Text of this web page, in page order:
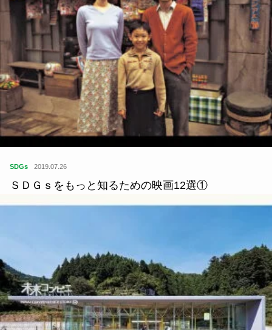
SDGs 2019.07.26
ＳＤＧｓをもっと知るための映画12選①